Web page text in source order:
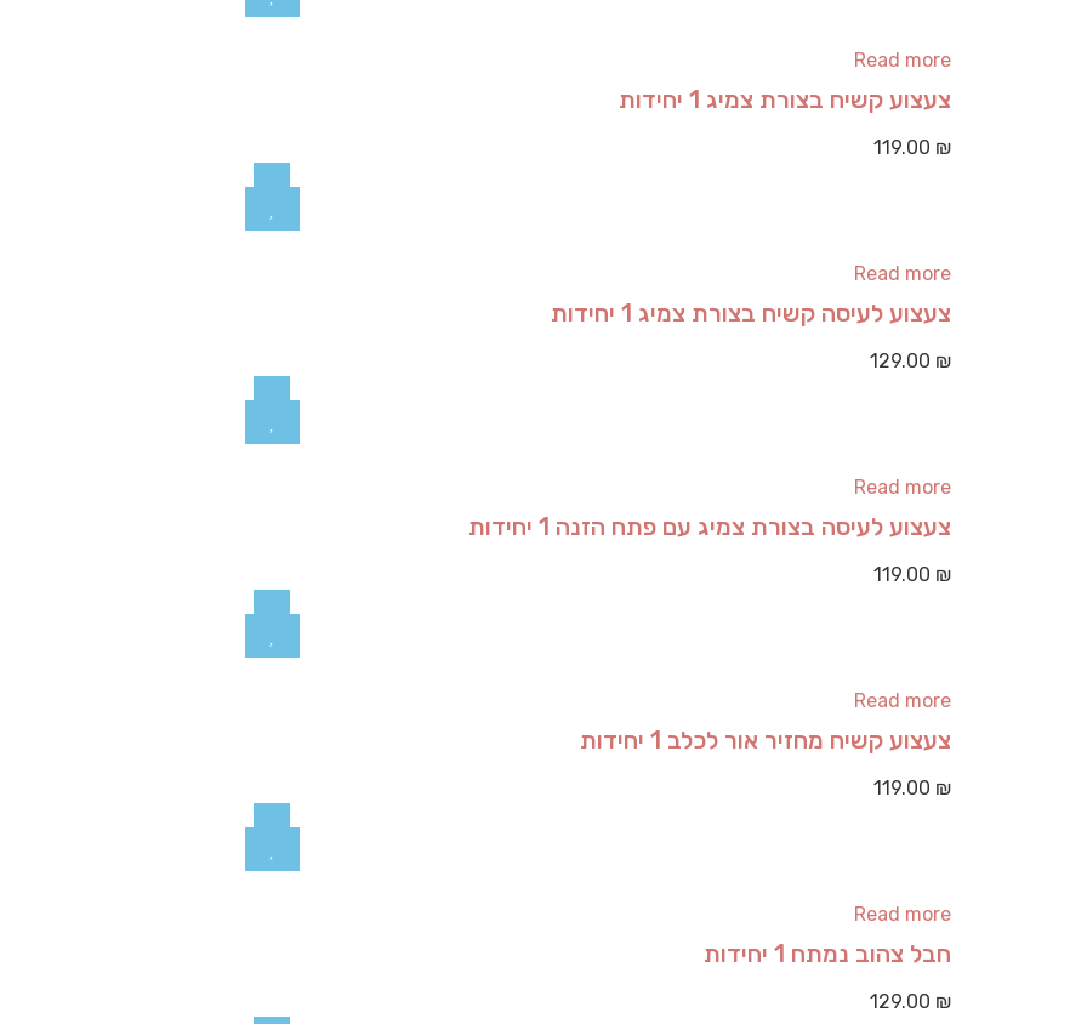
Read more
צעצוע קשיח בצורת צמיג 1 יחידות
119.00 ₪
Read more
צעצוע לעיסה קשיח בצורת צמיג 1 יחידות
129.00 ₪
Read more
צעצוע לעיסה בצורת צמיג עם פתח הזנה 1 יחידות
119.00 ₪
Read more
צעצוע קשיח מחזיר אור לכלב 1 יחידות
119.00 ₪
Read more
חבל צהוב נמתח 1 יחידות
129.00 ₪